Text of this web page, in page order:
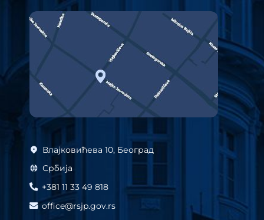
Влајковићева 10, Београд
Србија
+381 11 33 49 818
office@rsjp.gov.rs